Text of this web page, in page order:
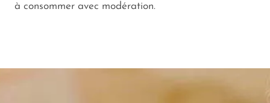
à consommer avec modération.